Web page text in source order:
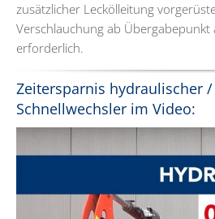
zusätzlicher Leckölleitung
Verschlauchung ab Übergabepunkt
erforderlich.
Zeitersparnis hydraulischer
Schnellwechsler im Video: